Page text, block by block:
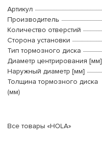
Артикул
Производитель
Количество отверстий
Сторона установки
Тип тормозного диска
Диаметр центрирования [мм]
Наружный диаметр [мм]
Толщина тормозного диска
(мм)
Все товары «HOLA»